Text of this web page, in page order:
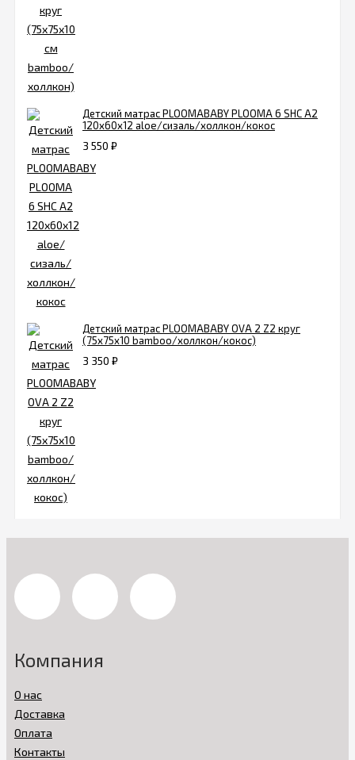
Детский матрас PLOOMABABY PLOOMA 6 SHC A2
120х60x12 aloe/сизаль/холлкон/кокос
3 550 ₽
Детский матрас PLOOMABABY OVA 2 Z2 круг
(75х75х10 bamboo/холлкон/кокос)
3 350 ₽
Компания
О нас
Доставка
Оплата
Контакты